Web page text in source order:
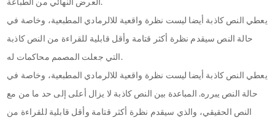
يعطي النص كاذبة أيضا ليست نظرة واقعية للالرمادي المطبعية، وخاصة في
حالة النص سيقدم نظرة أكثر قتامة وأقل قابلية للقراءة من النص كاذبة
التي جعلت المصمم محاكمات له.
يعطي النص كاذبة أيضا ليست نظرة واقعية للالرمادي المطبعية، وخاصة في
حالة النص يبرره. المباعدة بين النص كاذبة لا يزال أعلى إلى حد ما من مع
النص الحقيقي، والذي سيقدم نظرة أكثر قتامة وأقل قابلية للقراءة من